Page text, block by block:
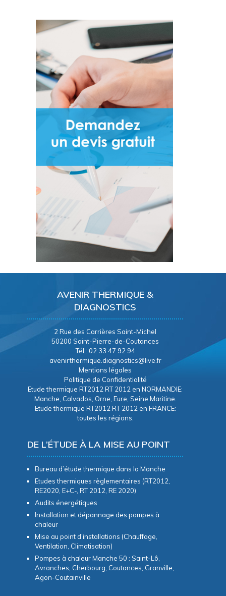
AVENIR THERMIQUE &
DIAGNOSTICS
2 Rue des Carrières Saint-Michel
50200 Saint-Pierre-de-Coutances
Tél : 02 33 47 92 94
avenirthermique.diagnostics@live.fr
Mentions légales
Politique de Confidentialité
Etude thermique RT2012 RT 2012 en NORMANDIE:
Manche, Calvados, Orne, Eure, Seine Maritine.
Etude thermique RT2012 RT 2012 en FRANCE:
toutes les régions.
DE L’ÉTUDE À LA MISE AU POINT
Bureau d’étude thermique dans la Manche
Etudes thermiques règlementaires (RT2012,
RE2020, E+C-, RT 2012, RE 2020)
Audits énergétiques
Installation et dépannage des pompes à
chaleur
Mise au point d’installations (Chauffage,
Ventilation, Climatisation)
Pompes à chaleur Manche 50 : Saint-Lô,
Avranches, Cherbourg, Coutances, Granville,
Agon-Coutainville